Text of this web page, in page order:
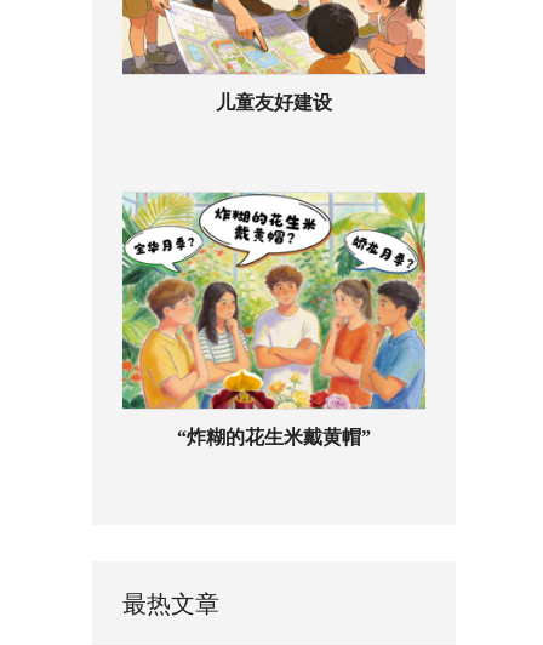
儿童友好建设
“炸糊的花生米戴黄帽”
最热文章